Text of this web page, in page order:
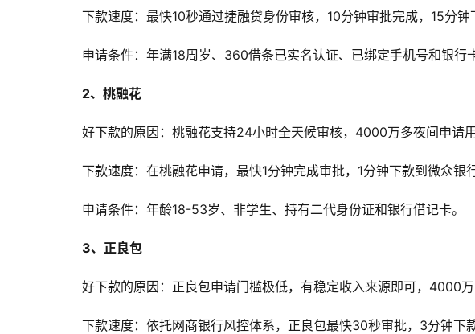
下款速度：最快10秒通过捷融贷身份审核，10分钟审批完成，15分钟
申请条件：年满18周岁、360借条已实名认证、已绑定手机号和银行卡
2、桃融花
好下款的原因：桃融花支持24小时全天候审核，4000万多夜间申请
下款速度：在桃融花申请，最快1分钟完成审批，1分钟下款到微众银
申请条件：年龄18-53岁、非学生、持有二代身份证和银行借记卡。
3、正良包
好下款的原因：正良包申请门槛极低，有稳定收入来源即可，4000
下款速度：依托网商银行风控体系，正良包最快30秒审批，3分钟下